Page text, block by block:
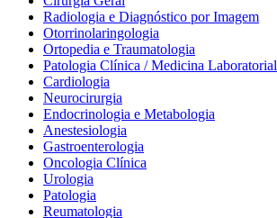
Radiologia e Diagnóstico por Imagem
Otorrinolaringologia
Ortopedia e Traumatologia
Patologia Clínica / Medicina Laboratorial
Cardiologia
Neurocirurgia
Endocrinologia e Metabologia
Anestesiologia
Gastroenterologia
Oncologia Clínica
Urologia
Patologia
Reumatologia